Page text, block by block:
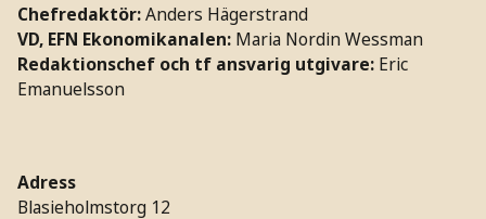
Chefredaktör:Anders Hägerstrand
VD, EFN Ekonomikanalen: Maria Nordin Wessman
Redaktionschef och tf ansvarig utgivare: Eric
Emanuelsson
Adress
Blasieholmstorg 12